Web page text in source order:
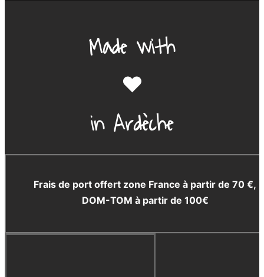
Made with
❤️
in Ardèche
Frais de port offert zone France à partir de 70 €,
DOM-TOM à partir de 100€